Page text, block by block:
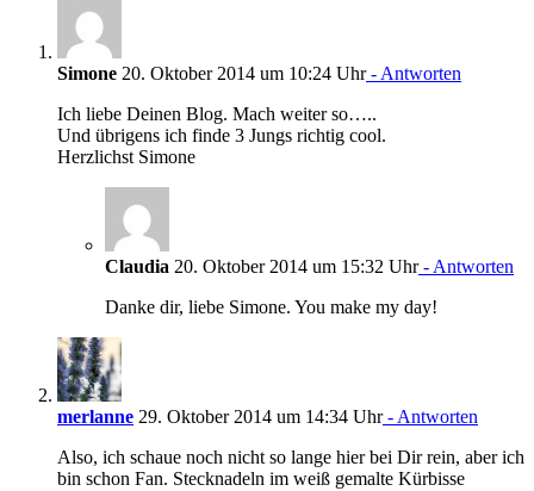
Simone 20. Oktober 2014 um 10:24 Uhr- Antworten
Ich liebe Deinen Blog. Mach weiter so…..
Und übrigens ich finde 3 Jungs richtig cool.
Herzlichst Simone
Claudia 20. Oktober 2014 um 15:32 Uhr- Antworten
Danke dir, liebe Simone. You make my day!
merlanne 29. Oktober 2014 um 14:34 Uhr- Antworten
Also, ich schaue noch nicht so lange hier bei Dir rein, aber ich
bin schon Fan. Stecknadeln im weiß gemalte Kürbisse